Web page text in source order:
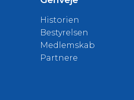
Historien
Bestyrelsen
Medlemskab
Partnere